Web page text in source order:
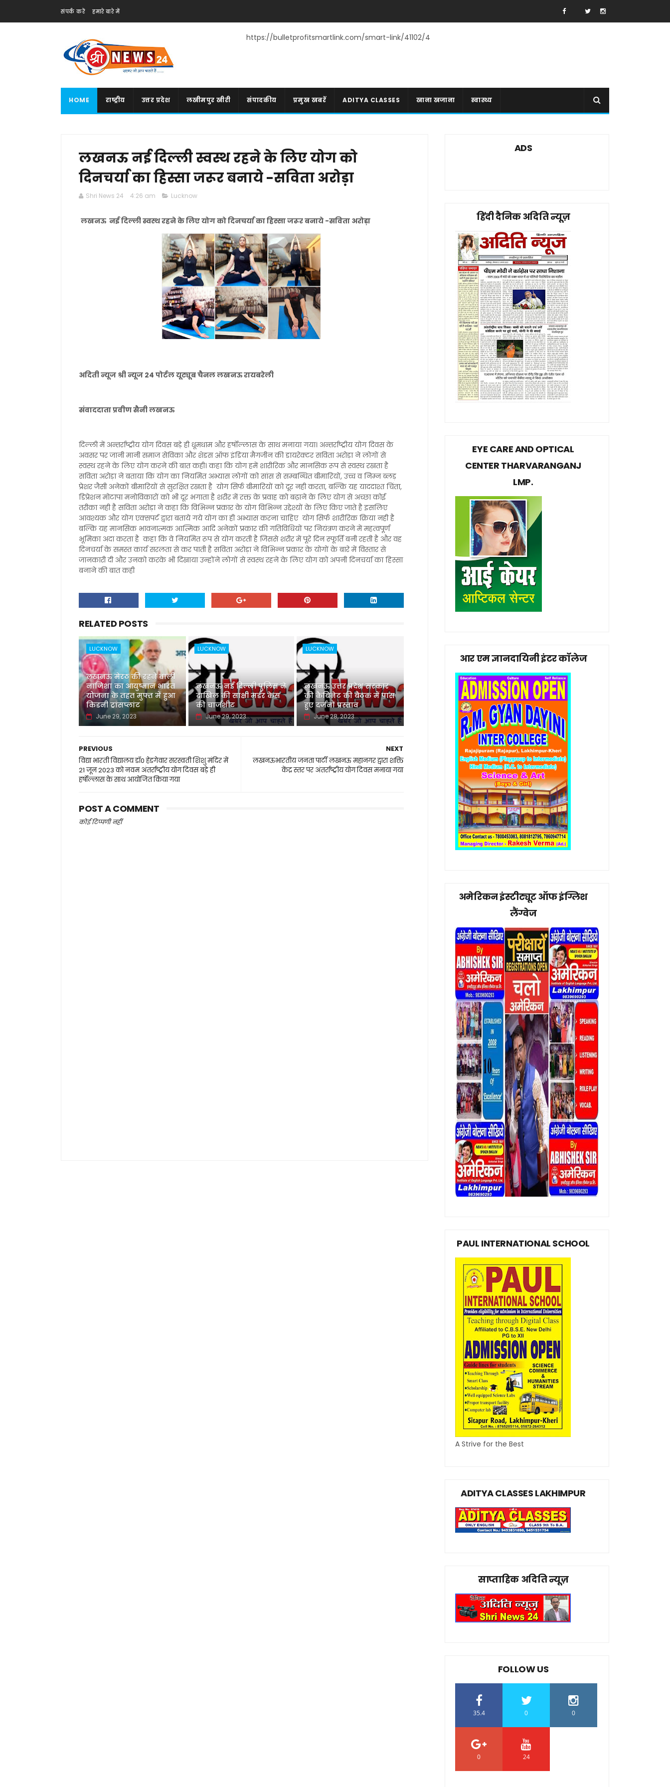
संपर्क करें हमारे बारे में
https://bulletprofitsmartlink.com/smart-link/41102/4
HOME राष्ट्रीय उत्तर प्रदेश लखीमपुर खीरी संपादकीय प्रमुख खबरें ADITYA CLASSES खाना खजाना स्वास्थ्य
लखनऊ नई दिल्ली स्वस्थ रहने के लिए योग को
दिनचर्या का हिस्सा जरूर बनाये -सविता अरोड़ा
Shri News 24 4:26 am Lucknow
लखनऊ नई दिल्ली स्वस्थ रहने के लिए योग को दिनचर्या का हिस्सा जरूर बनाये -सविता अरोड़ा
अदिती न्यूज श्री न्यूज 24 पोर्टल यूट्यूब चैनल लखनऊ रायबरेली
संवाददाता प्रवीण सैनी लखनऊ
दिल्ली में अन्तर्राष्ट्रीय योग दिवस बड़े ही धूमधाम और हर्षोल्लास के साथ मनाया गया। अन्तर्राष्ट्रीय योग दिवस के
अवसर पर जानी मानी समाज सेविका और शेडस ऑफ इंडिया मैगजीन की डायरेक्टर सविता अरोड़ा ने लोगों से
स्वस्थ रहने के लिए योग करने की बात कही। कहा कि योग हमें शारीरिक और मानसिक रूप से स्वस्थ रखता है
सविता अरोड़ा ने बताया कि योग का नियमित अभ्यास लोगों को सांस से सम्बन्धित बीमारियों, उच्च व निम्न ब्लड़
प्रेशर जैसी अनेकों बीमारियों से सुरक्षित रखता है योग सिर्फ बीमारियों को दूर नही करता, बल्कि यह याददाश्त चिंता,
डिप्रेशन मोटापा मनोविकारों को भी दूर भगाता है शरीर में रक्त के प्रवाह को बढ़ाने के लिए योग से अच्छा कोई
तरीका नही है सविता अरोड़ा ने कहा कि विभिन्न प्रकार के योग विभिन्न उद्देश्यों के लिए किए जाते है इसलिए
आवश्यक और योग एक्सपर्ट द्वारा बताये गये योग का ही अभ्यास करना चाहिए योग सिर्फ शारीरिक क्रिया नही है
बल्कि यह मानसिक भावनात्मक आत्मिक आदि अनेकों प्रकार की गतिविधियों पर नियंत्रण करने में महत्वपूर्ण
भूमिका अदा करता है कहा कि वे नियमित रूप से योग करती है जिससे शरीर में पूरे दिन स्फूर्ति बनी रहती है और वह
दिनचर्या के समस्त कार्य सरलता से कर पाती है सविता अरोड़ा ने विभिन्न प्रकार के योगों के बारे में विस्तार से
जानकारी दी और उनको करके भी दिखाया उन्होंने लोगों से स्वस्थ रहने के लिए योग को अपनी दिनचर्या का हिस्सा
बनाने की बात कही
RELATED POSTS
LUCKNOW
लखनऊ मेरठ की रहने वाली
नाजिशा का आयुष्मान भारत
योजना के तहत मुफ्त में हुआ
किडनी ट्रांसप्लांट
June 29, 2023
LUCKNOW
लखनऊ नई दिल्ली पुलिस ने
दाखिल की साक्षी मर्डर केस
की चार्जशीट
June 29, 2023
LUCKNOW
लखनऊ उत्तर प्रदेश सरकार
की कैबिनेट की बैठक में पास
हुए दर्जनों प्रस्ताव
June 28, 2023
NEXT
लखनऊभारतीय जनता पार्टी लखनऊ महानगर द्वारा शक्ति
केंद्र स्तर पर अंतर्राष्ट्रीय योग दिवस मनाया गया
PREVIOUS
विद्या भारती विद्यालय डॉ0 हेडगेवार सरस्वती शिशु मंदिर में
21 जून 2023 को नवम अंतर्राष्ट्रीय योग दिवस बड़े ही
हर्षोल्लास के साथ आयोजित किया गया
POST A COMMENT
कोई टिप्पणी नहीं
ADS
हिंदी दैनिक अदिति न्यूज़
EYE CARE AND OPTICAL
CENTER THARVARANGANJ
LMP.
आर एम ज्ञानदायिनी इंटर कॉलेज
अमेरिकन इंस्टीट्यूट ऑफ इंग्लिश
लैंग्वेज
PAUL INTERNATIONAL SCHOOL
A Strive for the Best
ADITYA CLASSES LAKHIMPUR
साप्ताहिक अदिति न्यूज़
FOLLOW US
35.4 0 0
0 24